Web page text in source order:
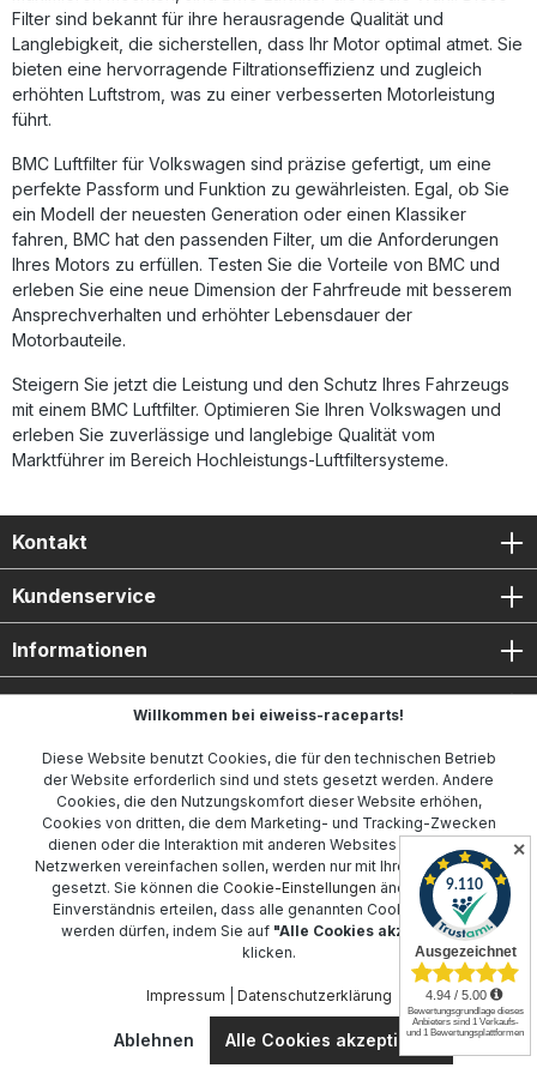
entsprechen dem Standard professioneller
Motorsporttechnik, wie sie auch in der Formel 1 Anwendung
findet. Das Aluminiumgewebe mit Epoxidbeschichtung
schützt dabei zuverlässig vor Kraftstoffdämpfen und
Oxidation durch Feuchtigkeit. Der Austausch des
Originalfilters gegen diesen Sportluftfilter ist unkompliziert
werden. Dieser BMC Performance Luftfilter ist
fahrzeugspezifisch entwickelt und bietet eine dauerhaft
wiederverwendbare Lösung – Reinigung und Pflege sind
einfach und kosteneffizient durchführbar. Höherer
Luftdurchsatz für mehr Leistung und besseren
Ansprechverhalten Langlebiges, waschbares
Baumwollfiltermaterial Full-Moulding-Design für maximale
Stabilität ohne Schweißnähte Motorsport-erprobte
Technologie mit Epoxidbeschichtung Einfache Installation
Performance Luftfilter FB01060 Montagehinweise
Filter sind bekannt für ihre herausragende Qualität und
Langlebigkeit, die sicherstellen, dass Ihr Motor optimal atmet. Sie
bieten eine hervorragende Filtrationseffizienz und zugleich
erhöhten Luftstrom, was zu einer verbesserten Motorleistung
führt.
BMC Luftfilter für Volkswagen sind präzise gefertigt, um eine
perfekte Passform und Funktion zu gewährleisten. Egal, ob Sie
ein Modell der neuesten Generation oder einen Klassiker
fahren, BMC hat den passenden Filter, um die Anforderungen
Ihres Motors zu erfüllen. Testen Sie die Vorteile von BMC und
erleben Sie eine neue Dimension der Fahrfreude mit besserem
Ansprechverhalten und erhöhter Lebensdauer der
Motorbauteile.
Steigern Sie jetzt die Leistung und den Schutz Ihres Fahrzeugs
mit einem BMC Luftfilter. Optimieren Sie Ihren Volkswagen und
erleben Sie zuverlässige und langlebige Qualität vom
Marktführer im Bereich Hochleistungs-Luftfiltersysteme.
Kontakt
Kundenservice
Informationen
* Alle Preise inkl. gesetzl. Mehrwertsteuer zzgl.
Versandkosten
und ggf. Nachnahmegebühren, wenn nicht anders angegeben.
© 2017 - 2025 eiweiss-raceparts.de. All Rights Reserved.
Willkommen bei eiweiss-raceparts!
Diese Website benutzt Cookies, die für den technischen Betrieb
der Website erforderlich sind und stets gesetzt werden. Andere
Cookies, die den Nutzungskomfort dieser Website erhöhen,
Cookies von dritten, die dem Marketing- und Tracking-Zwecken
dienen oder die Interaktion mit anderen Websites und sozialen
Netzwerken vereinfachen sollen, werden nur mit Ihrer Zustimmung
gesetzt. Sie können die Cookie-Einstellungen ändern oder Ihr
Einverständnis erteilen, dass alle genannten Cookies gesetzt
werden dürfen, indem Sie auf "Alle Cookies akzeptieren"
klicken.
Impressum Datenschutzerklärung
Ablehnen Alle Cookies akzeptieren
✕